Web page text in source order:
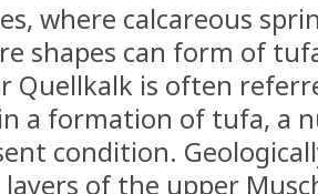
where calcareous
shapes can form of
Quellkalk is often
a formation of tufa, a
condition.
of the upper